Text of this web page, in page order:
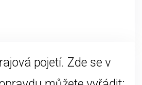
pojetí. Zde se v